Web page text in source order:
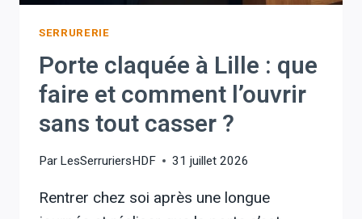
SERRURERIE
Porte claquée à Lille : que
faire et comment l’ouvrir
sans tout casser ?
Par LesSerruriersHDF 31 juillet 2026
Rentrer chez soi après une longue